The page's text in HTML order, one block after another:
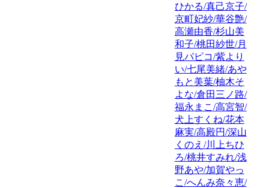
ひかる/真己京子/
京町妃紗/華谷艶/
高瀬由香/杉山美
和子/桃田紗世/月
見パピコ/紫より
い/七尾美緒/あや
もと美葉/柚木そ
よな/倉田三ノ路/
福永まこ/高宮智/
犬上すくね/花本
麻実/高殿円/深山
くのえ/川上ちひ
ろ/桃井すみれ/浅
野あや/加賀やっ
こ/へんみ奈々恵/